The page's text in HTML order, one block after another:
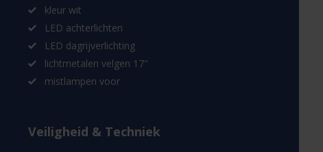
kleur wit
LED achterlichten
LED dagrijverlichting
lichtmetalen velgen 17"
mistlampen voor
Veiligheid & Techniek